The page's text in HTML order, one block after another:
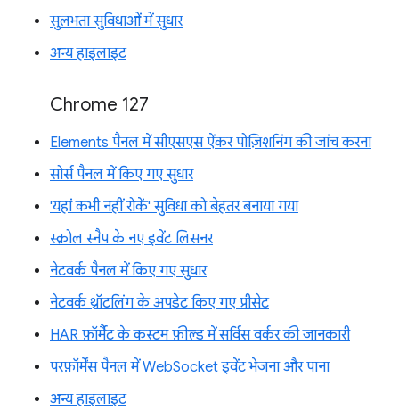
सुलभता सुविधाओं में सुधार
अन्य हाइलाइट
Chrome 127
Elements पैनल में सीएसएस ऐंकर पोज़िशनिंग की जांच करना
सोर्स पैनल में किए गए सुधार
'यहां कभी नहीं रोकें' सुविधा को बेहतर बनाया गया
स्क्रोल स्नैप के नए इवेंट लिसनर
नेटवर्क पैनल में किए गए सुधार
नेटवर्क थ्रॉटलिंग के अपडेट किए गए प्रीसेट
HAR फ़ॉर्मैट के कस्टम फ़ील्ड में सर्विस वर्कर की जानकारी
परफ़ॉर्मेंस पैनल में WebSocket इवेंट भेजना और पाना
अन्य हाइलाइट